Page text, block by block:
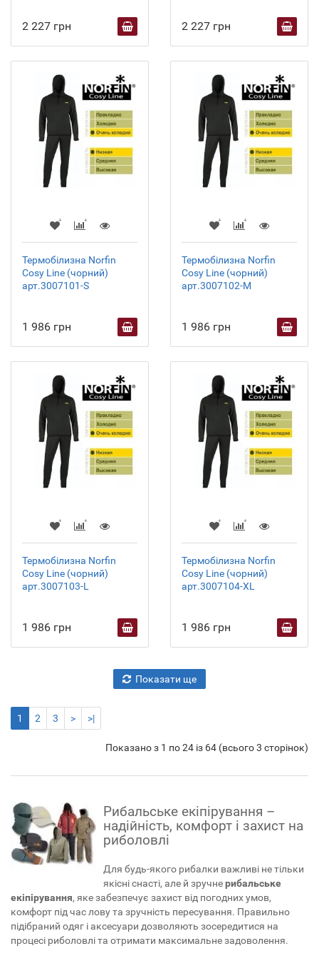
2 227 грн 2 227 грн
Термобілизна Norfin
Cosy Line (чорний)
арт.3007101-S
1 986 грн
Термобілизна Norfin
Cosy Line (чорний)
арт.3007102-M
1 986 грн
Термобілизна Norfin
Cosy Line (чорний)
арт.3007103-L
1 986 грн
Термобілизна Norfin
Cosy Line (чорний)
арт.3007104-XL
1 986 грн
Показати ще
1 2 3 > >|
Показано з 1 по 24 із 64 (всього 3 сторінок)
Рибальське екіпірування –
надійність, комфорт і захист на
риболовлі
Для будь-якого рибалки важливі не тільки
якісні снасті, але й зручнерибальське
екіпірування, яке забезпечує захист від погодних умов,
комфорт під час лову та зручність пересування. Правильно
підібраний одяг і аксесуари дозволяють зосередитися на
процесі риболовлі та отримати максимальне задоволення.